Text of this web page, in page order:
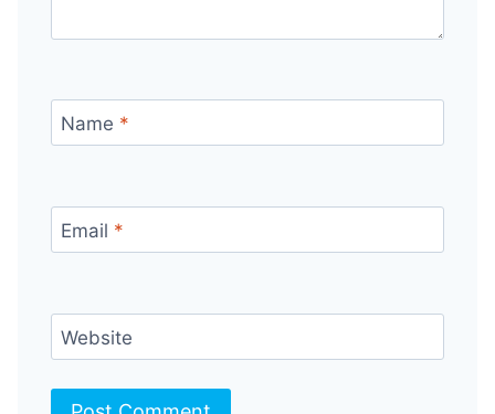
Name *
Email *
Website